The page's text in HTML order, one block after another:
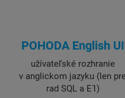
POHODA English UI
užívateľské rozhranie
v anglickom jazyku (len
rad SQL a E1)